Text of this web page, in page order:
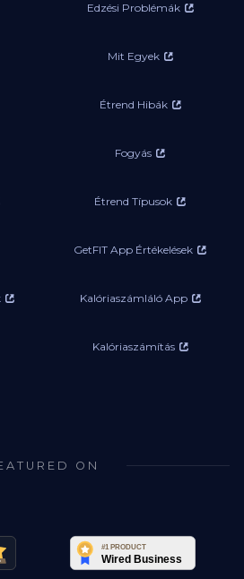
Edzési Problémák
Mit Egyek
Étrend Hibák
Fogyás
Étrend Típusok
GetFIT App Értékelések
Kalóriaszámláló App
Kalóriaszámítás
ON